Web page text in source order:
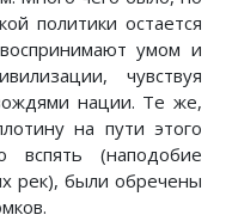
политики остается
умом и
чувствуя
нации. Те же,
на пути этого
вспять (наподобие
рек), были обречены